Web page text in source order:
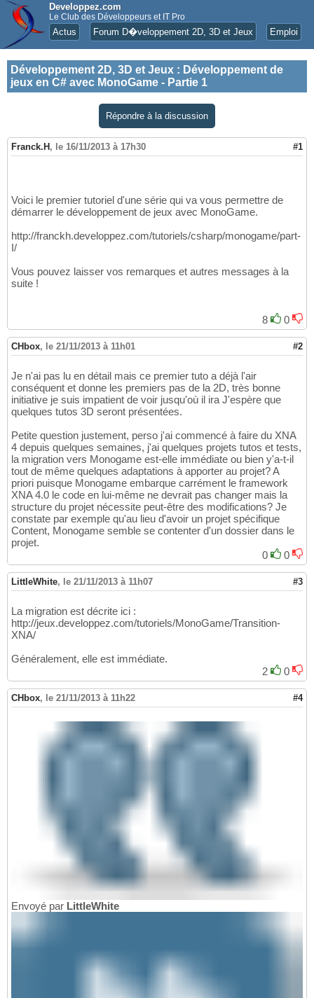
Developpez.com
Le Club des Développeurs et IT Pro
Actus Forum D�veloppement 2D, 3D et Jeux Emploi
Développement 2D, 3D et Jeux : Développement de
jeux en C# avec MonoGame - Partie 1
Répondre à la discussion
Franck.H , le 16/11/2013 à 17h30 #1
Voici le premier tutoriel d'une série qui va vous permettre de
démarrer le développement de jeux avec MonoGame.
http://franckh.developpez.com/tutoriels/csharp/monogame/part-
I/
Vous pouvez laisser vos remarques et autres messages à la
suite !
8 0
CHbox, le 21/11/2013 à 11h01 #2
Je n'ai pas lu en détail mais ce premier tuto a déjà l'air
conséquent et donne les premiers pas de la 2D, très bonne
initiative je suis impatient de voir jusqu'où il ira J'espère que
quelques tutos 3D seront présentées.
Petite question justement, perso j'ai commencé à faire du XNA
4 depuis quelques semaines, j'ai quelques projets tutos et tests,
la migration vers Monogame est-elle immédiate ou bien y'a-t-il
tout de même quelques adaptations à apporter au projet? A
priori puisque Monogame embarque carrément le framework
XNA 4.0 le code en lui-même ne devrait pas changer mais la
structure du projet nécessite peut-être des modifications? Je
constate par exemple qu'au lieu d'avoir un projet spécifique
Content, Monogame semble se contenter d'un dossier dans le
projet.
0
0
LittleWhite, le 21/11/2013 à 11h07 #3
La migration est décrite ici :
http://jeux.developpez.com/tutoriels/MonoGame/Transition-
XNA/
Généralement, elle est immédiate.
2
0
CHbox, le 21/11/2013 à 11h22 #4
Envoyé par LittleWhite